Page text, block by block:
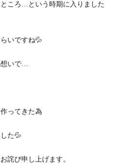
ころ…という時期に入りました
いですね💦
想いで…
ってきた為
た💦
詫び申し上げます。